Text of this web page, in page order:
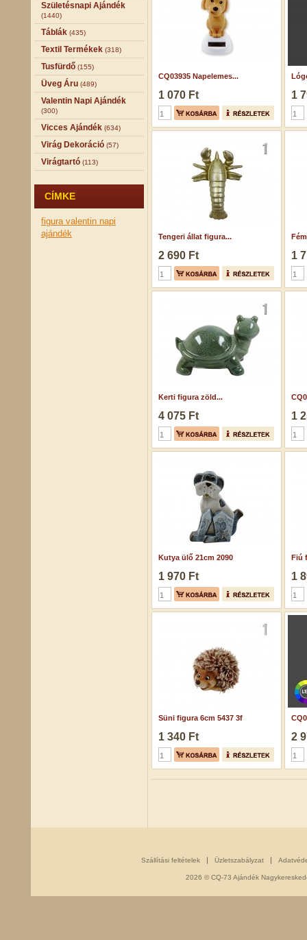
Születésnapi Ajándék
(1440)
Táblák (435)
Textil Termékek (318)
Tusfürdő (155)
Üveg Áru (489)
Valentin Napi Ajándék
(300)
Vicces Ajándék (634)
Virág Dekoráció (57)
Virágtartó (113)
CÍMKE
figura valentin napi
ajándék
CQ03935 Napelemes...
1 070 Ft 1
Tengeri állat figura...
2 690 Ft 1
Kerti figura zöld...
4 075 Ft 1
Kutya ülő 21cm 2090
1 970 Ft
Fiú
1
Süni figura 6cm 5437 3f
1 340 Ft 2
Szállítási feltételek Üzletszabályzat
2026 © CQ-73 Ajándék